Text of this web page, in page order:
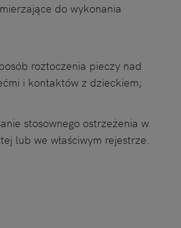
do wykonania
roztoczenia pieczy nad
i kontaktów z dzieckiem;
stosownego ostrzeżenia w
lub we właściwym rejestrze.